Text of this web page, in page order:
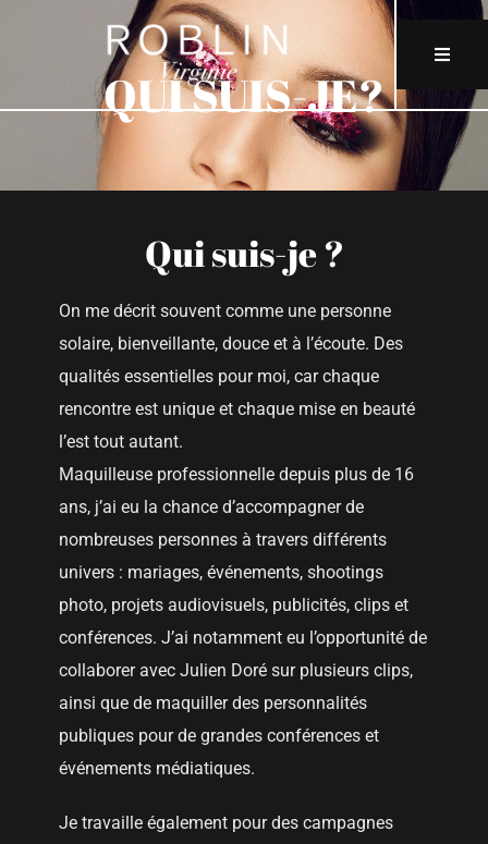
Toggle
QUI SUIS-JE?
MODE / EDITO
AUDIOVISUEL / PUB
ENTREPRISES
CONTACT
QUI SUIS-JE?
Qui suis-je ?
On me décrit souvent comme une personne
solaire, bienveillante, douce et à l’écoute. Des
qualités essentielles pour moi, car chaque
rencontre est unique et chaque mise en beauté
l’est tout autant.
Maquilleuse professionnelle depuis plus de 16
ans, j’ai eu la chance d’accompagner de
nombreuses personnes à travers différents
univers : mariages, événements, shootings
photo, projets audiovisuels, publicités, clips et
conférences. J’ai notamment eu l’opportunité de
collaborer avec Julien Dorésur plusieurs clips,
ainsi que de maquiller des personnalités
publiques pour de grandes conférences et
événements médiatiques.
Je travaille également pour des campagnes